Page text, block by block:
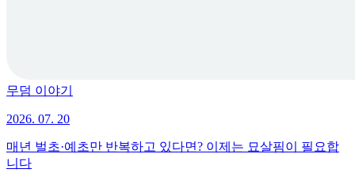
무덤 이야기
2026. 07. 20
매년 벌초·예초만 반복하고 있다면? 이제는 묘살핌이 필요합
니다